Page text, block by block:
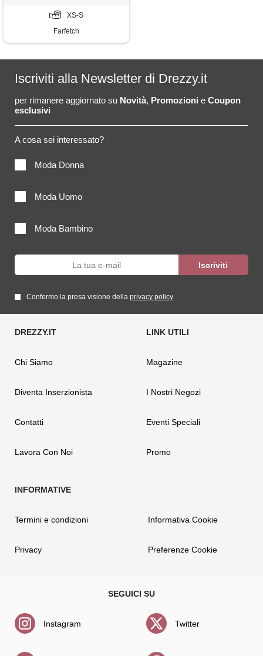
XS-S
Farfetch
Iscriviti alla Newsletter di Drezzy.it
per rimanere aggiornato su Novità, Promozioni e Coupon
esclusivi
A cosa sei interessato?
Moda Donna
Moda Uomo
Moda Bambino
Confermo la presa visione della privacy policy
Chi Siamo
Diventa Inserzionista
Contatti
Lavora Con Noi
Magazine
I Nostri Negozi
Eventi Speciali
Promo
Termini e condizioni
Privacy
Informativa Cookie
Preferenze Cookie
Instagram Twitter